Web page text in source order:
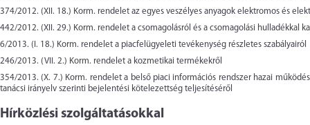
374/2012. (XII. 18.) Korm. rendelet az egyes veszélyes anyagok elektromos és
442/2012. (XII. 29.) Korm. rendelet a csomagolásról és a csomagolási hulladékkal
6/2013. (I. 18.) Korm. rendelet a piacfelügyeleti tevékenység részletes szabályairól
246/2013. (VII. 2.) Korm. rendelet a kozmetikai termékekről
354/2013. (X. 7.) Korm. rendeleta belső piaci információs rendszer hazai
tanácsi irányelv szerinti bejelentési kötelezettség teljesítéséről
Hírközlési szolgáltatásokkal